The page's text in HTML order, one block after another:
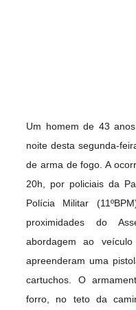
Um homem de 43
noite desta segunda-
de arma de fogo. A
20h, por policiais da
Polícia Militar
proximidades do
abordagem ao
apreenderam uma
cartuchos. O
forro, no teto da